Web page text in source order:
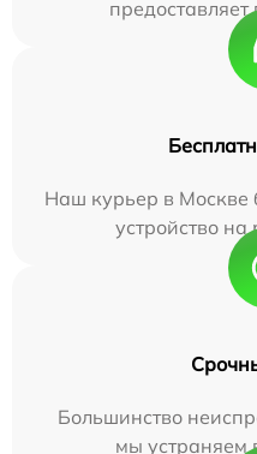
Наш курьер в Москве
устройство на
Большинство
мы устраняем